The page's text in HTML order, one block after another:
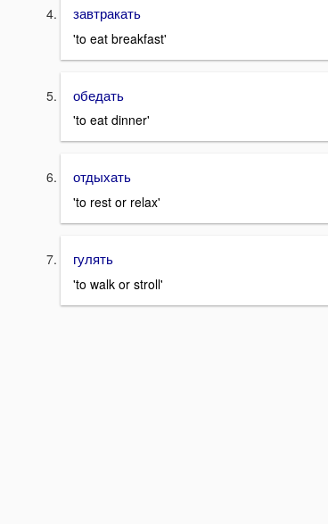
завтракать
'to eat breakfast'
обедать
'to eat dinner'
отдыхать
'to rest or relax'
гулять
'to walk or stroll'